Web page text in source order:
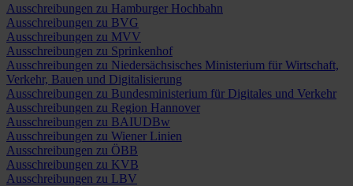
Ausschreibungen zu Hamburger Hochbahn
Ausschreibungen zu BVG
Ausschreibungen zu MVV
Ausschreibungen zu Sprinkenhof
Ausschreibungen zu Niedersächsisches Ministerium für Wirtschaft,
Verkehr, Bauen und Digitalisierung
Ausschreibungen zu Bundesministerium für Digitales und Verkehr
Ausschreibungen zu Region Hannover
Ausschreibungen zu BAIUDBw
Ausschreibungen zu Wiener Linien
Ausschreibungen zu ÖBB
Ausschreibungen zu KVB
Ausschreibungen zu LBV